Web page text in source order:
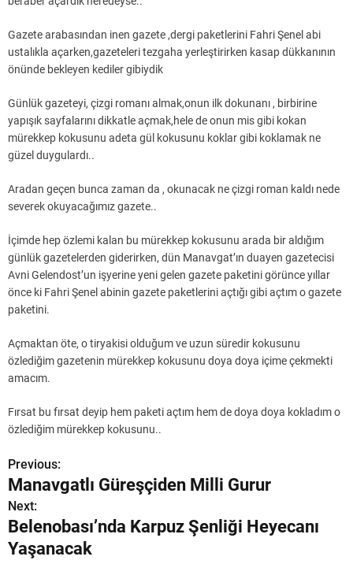
Gazete arabasından inen gazete ,dergi paketlerini Fahri Şenel abi
ustalıkla açarken,gazeteleri tezgaha yerleştirirken kasap dükkanının
önünde bekleyen kediler gibiydik
Günlük gazeteyi, çizgi romanı almak,onun ilk dokunanı , birbirine
yapışık sayfalarını dikkatle açmak,hele de onun mis gibi kokan
mürekkep kokusunu adeta gül kokusunu koklar gibi koklamak ne
güzel duygulardı..
Aradan geçen bunca zaman da , okunacak ne çizgi roman kaldı nede
severek okuyacağımız gazete..
İçimde hep özlemi kalan bu mürekkep kokusunu arada bir aldığım
günlük gazetelerden giderirken, dün Manavgat’ın duayen gazetecisi
Avni Gelendost’un işyerine yeni gelen gazete paketini görünce yıllar
önce ki Fahri Şenel abinin gazete paketlerini açtığı gibi açtım o gazete
paketini.
Açmaktan öte, o tiryakisi olduğum ve uzun süredir kokusunu
özlediğim gazetenin mürekkep kokusunu doya doya içime çekmekti
amacım.
Fırsat bu fırsat deyip hem paketi açtım hem de doya doya kokladım o
özlediğim mürekkep kokusunu..
Y
a
z
ı
Previous:
Manavgatlı Güreşçiden Milli Gurur
Next:
Belenobası’nda Karpuz Şenliği Heyecanı
Yaşanacak